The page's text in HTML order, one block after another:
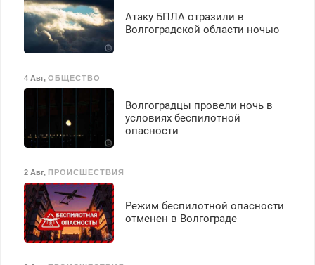
Атаку БПЛА отразили в
Волгоградской области ночью
4 Авг, ОБЩЕСТВО
Волгоградцы провели ночь в
условиях беспилотной
опасности
2 Авг, ПРОИСШЕСТВИЯ
Режим беспилотной опасности
отменен в Волгограде